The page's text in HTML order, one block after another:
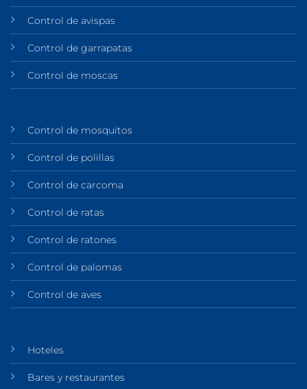
Control de avispas
Control de garrapatas
Control de moscas
Control de mosquitos
Control de polillas
Control de carcoma
Control de ratas
Control de ratones
Control de palomas
Control de aves
Hoteles
Bares y restaurantes